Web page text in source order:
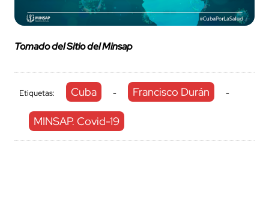
Tomado del Sitio del Minsap
Etiquetas: Cuba - Francisco Durán -
MINSAP. Covid-19